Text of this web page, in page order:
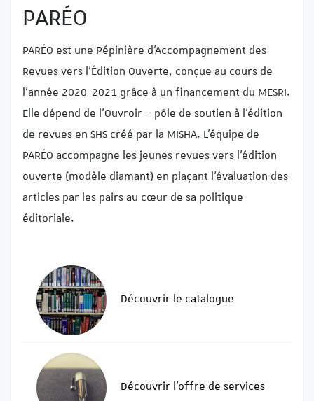
PARÉO
PARÉO est une Pépinière d’Accompagnement des
Revues vers l’Édition Ouverte, conçue au cours de
l’année 2020-2021 grâce à un financement du MESRI.
Elle dépend de l’Ouvroir – pôle de soutien à l’édition
de revues en SHS créé par la MISHA. L’équipe de
PARÉO accompagne les jeunes revues vers l’édition
ouverte (modèle diamant) en plaçant l’évaluation des
articles par les pairs au cœur de sa politique
éditoriale.
Découvrir le catalogue
Découvrir l’offre de services